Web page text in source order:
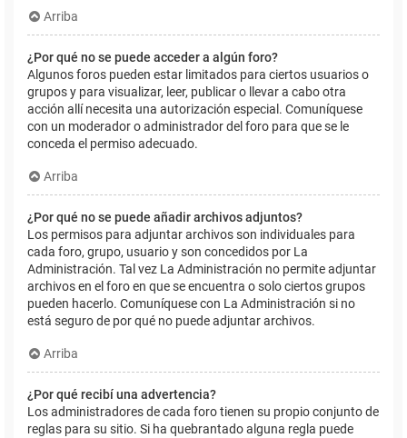
Arriba
¿Por qué no se puede acceder a algún foro?
Algunos foros pueden estar limitados para ciertos usuarios o
grupos y para visualizar, leer, publicar o llevar a cabo otra
acción allí necesita una autorización especial. Comuníquese
con un moderador o administrador del foro para que se le
conceda el permiso adecuado.
Arriba
¿Por qué no se puede añadir archivos adjuntos?
Los permisos para adjuntar archivos son individuales para
cada foro, grupo, usuario y son concedidos por La
Administración. Tal vez La Administración no permite adjuntar
archivos en el foro en que se encuentra o solo ciertos grupos
pueden hacerlo. Comuníquese con La Administración si no
está seguro de por qué no puede adjuntar archivos.
Arriba
¿Por qué recibí una advertencia?
Los administradores de cada foro tienen su propio conjunto de
reglas para su sitio. Si ha quebrantado alguna regla puede